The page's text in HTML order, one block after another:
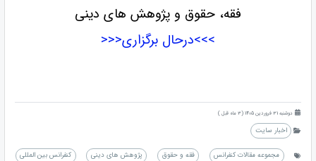
فقه، حقوق و پژوهش های دینی
>>>درحال برگزاری<<<
دوشنبه 31 فروردین 1405 (3 ماه قبل )
اخبار سایت
مجموعه مقالات کنفرانس فقه و حقوق پژوهش های دینی
کنفرانس بین المللی